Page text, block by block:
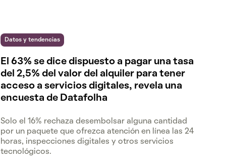
Datos y tendencias
El 63% se dice dispuesto a pagar una tasa
del 2,5% del valor del alquiler para tener
acceso a servicios digitales, revela una
encuesta de Datafolha
Solo el 16% rechaza desembolsar alguna cantidad
por un paquete que ofrezca atención en línea las 24
horas, inspecciones digitales y otros servicios
tecnológicos.